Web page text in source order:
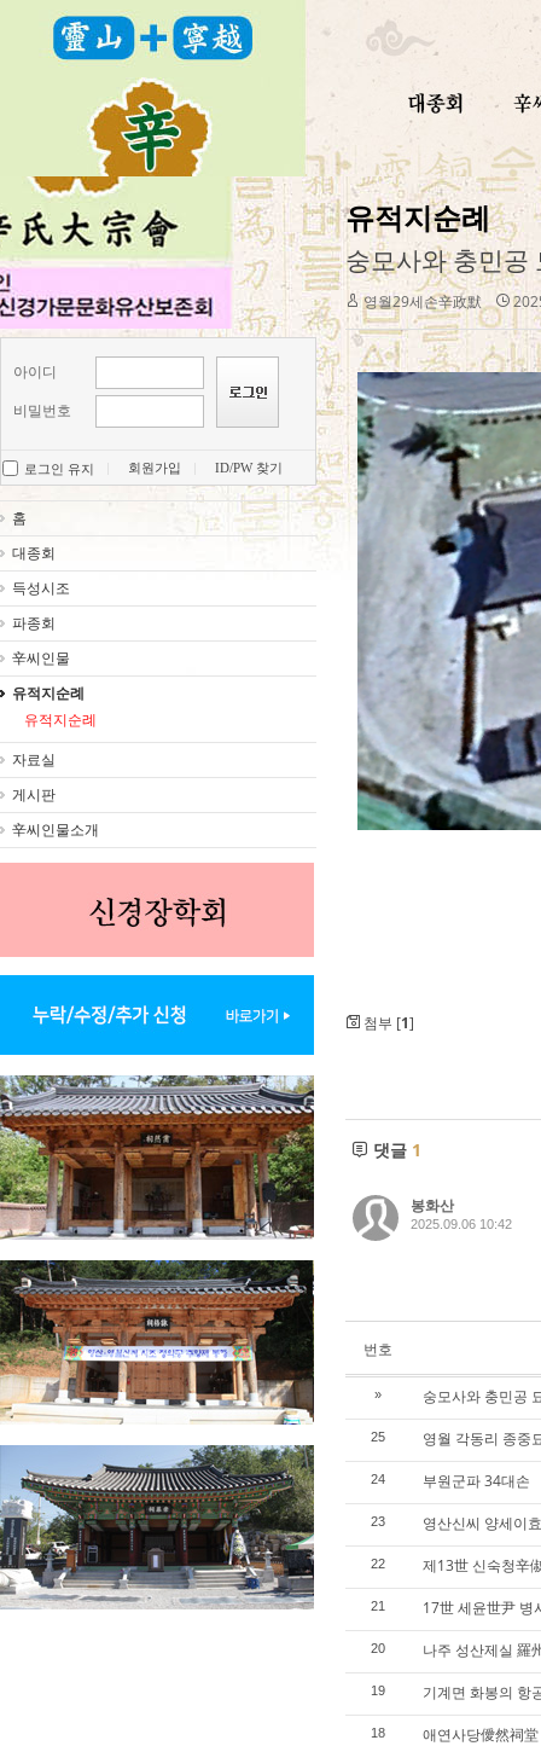
아이디
비밀번호
로그인 유지 회원가입 ID/PW 찾기
홈
대종회
득성시조
파종회
辛씨인물
유적지순례
유적지순례
자료실
게시판
辛씨인물소개
유적지순례
숭모사와 충민공
영월29세손辛政默
첨부 [1]
댓글 1
봉화산
2025.09.06 10:42
번호
» 숭모사와 충민공
25 영월 각동리 종중
24 부원군파 34대손
23 영산신씨 양세이
22 제13世 신숙청辛
21 17世 세윤世尹 병
20 나주 성산제실 羅
19 기계면 화봉의 항
18 애연사당僾然祠